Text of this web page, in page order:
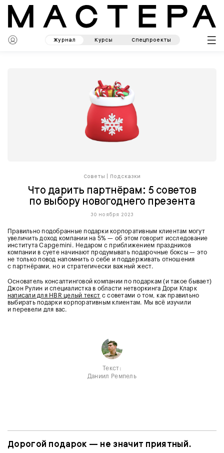
Журнал Курсы Спецпроекты
Советы Подсказки
Что дарить партнёрам: 5 советов
по выбору новогоднего презента
30 ноября 2023
Правильно подобранные подарки корпоративным клиентам могут
увеличить доход компании на 5% — об этом говорит исследование
института Capgemini. Недаром с приближением праздников
компании в суете начинают продумывать подарочные боксы — это
не только повод напомнить о себе и поддерживать отношения
с партнёрами, но и стратегически важный жест.
Основатель консалтинговой компании по подаркам (и такое бывает)
Джон Рулин и специалистка в области нетворкинга Дори Кларк
написали для HBR целый текст с советами о том, как правильно
выбирать подарки корпоративным клиентам. Мы всё изучили
и перевели для вас.
Текст:
Даниил Ремпель
Дорогой подарок — не значит приятный.